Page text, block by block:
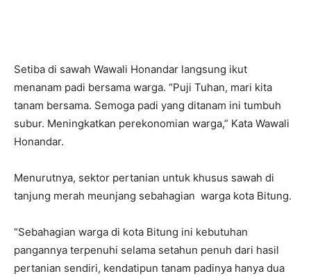
Setiba di sawah Wawali Honandar langsung ikut
menanam padi bersama warga. “Puji Tuhan, mari kita
tanam bersama. Semoga padi yang ditanam ini tumbuh
subur. Meningkatkan perekonomian warga,” Kata Wawali
Honandar.
Menurutnya, sektor pertanian untuk khusus sawah di
tanjung merah meunjang sebahagian warga kota Bitung.
“Sebahagian warga di kota Bitung ini kebutuhan
pangannya terpenuhi selama setahun penuh dari hasil
pertanian sendiri, kendatipun tanam padinya hanya dua